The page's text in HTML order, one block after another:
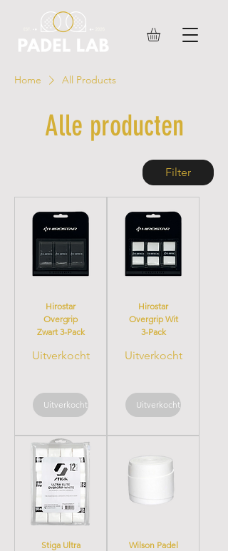
Home All Products
Alle producten
Filter
Hirostar
Overgrip
Zwart 3-Pack
Uitverkocht
Uitverkocht
Hirostar
Overgrip Wit
3-Pack
Uitverkocht
Uitverkocht
Stiga Ultra
Wilson Padel